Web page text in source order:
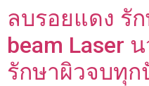
ลบรอยแดง รั
beam Laser
รักษาผิวจบทุ